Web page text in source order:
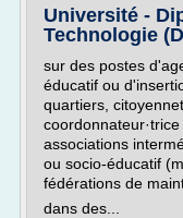
Université -
Technologie
sur des postes
éducatif ou
quartiers,
associations
ou socio-éducatif
fédérations de
dans des...